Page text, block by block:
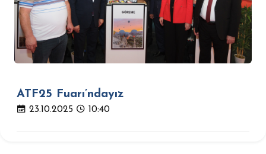
ATF25 Fuarı’ndayız
23.10.2025 10:40